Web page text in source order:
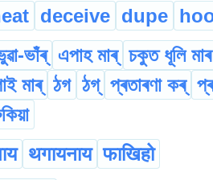
deceive dupe
ভাঁৰ্ এপাহ মাৰ্ চকুত ধূলি মাৰ
মাৰ্ ঠগ ঠগ্ প্ৰতাৰণা কৰ্
थगायनाय फाखिहो